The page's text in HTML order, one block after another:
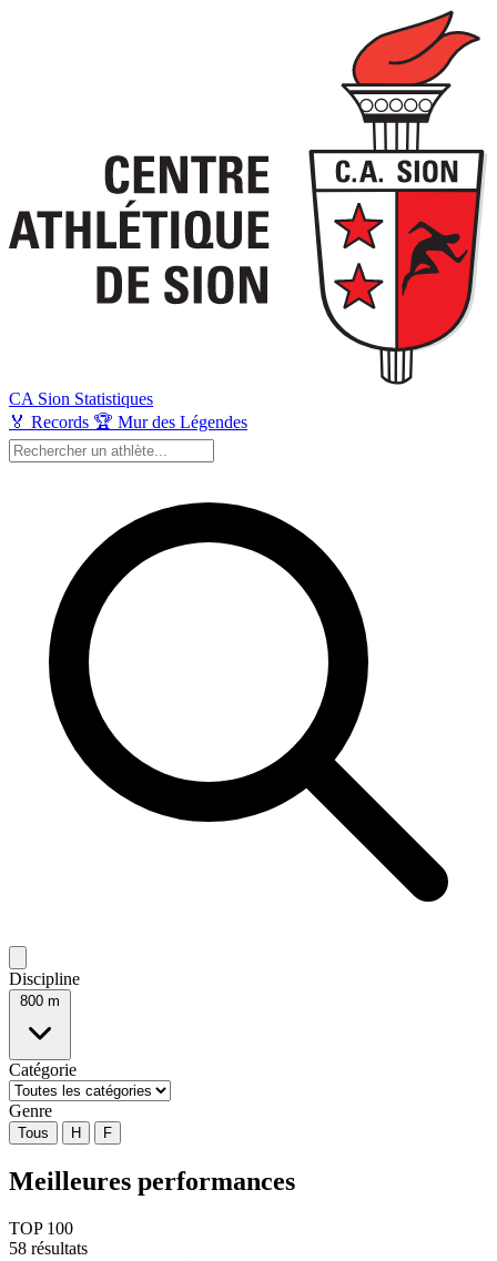
CA Sion Statistiques
🏅 Records 🏆 Mur des Légendes
Discipline
800 m
Catégorie
Genre
Tous H F
Meilleures performances
TOP 100
58 résultats